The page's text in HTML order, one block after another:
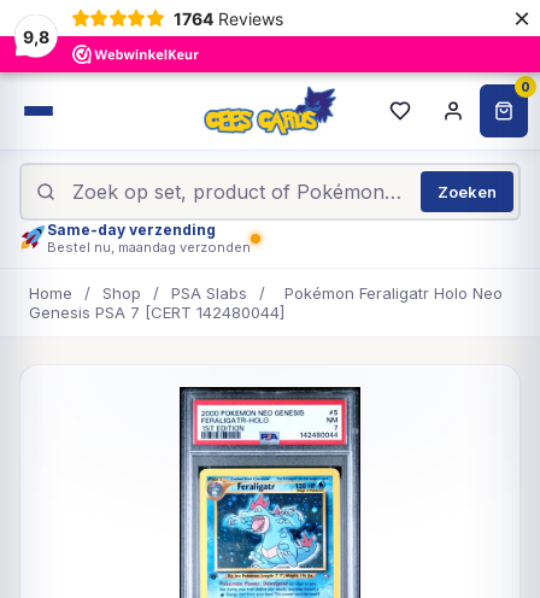
9,8
1764 Reviews ×
0
Zoeken
Same-day verzending
Bestel nu, maandag verzonden
Home / Shop / PSA Slabs /
Pokémon Feraligatr Holo Neo
Genesis PSA 7 [CERT 142480044]